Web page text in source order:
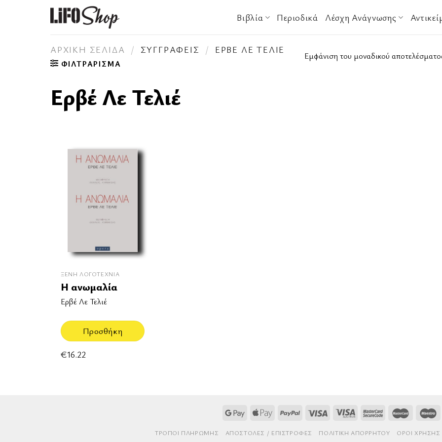
Βιβλία Περιοδικά Λέσχη Ανάγνωσης
ΑΡΧΙΚΉ ΣΕΛΊΔΑ / ΣΥΓΓΡΑΦΕΊΣ / ΕΡΒΈ ΛΕ ΤΕΛΙΈ
ΦΙΛΤΡΆΡΙΣΜΑ
Εμφάνιση του μοναδικού
Ερβέ Λε Τελιέ
ΞΈΝΗ ΛΟΓΟΤΕΧΝΊΑ
Η ανωμαλία
Ερβέ Λε Τελιέ
Προσθήκη
€16.22
ΤΡΌΠΟΙ ΠΛΗΡΩΜΉΣ AΠΟΣΤΟΛΈΣ / ΕΠΙΣΤΡΟΦΈΣ ΠΟΛΙΤΙΚΉ ΑΠΟΡΡΉΤΟΥ ΌΡΟΙ ΧΡΉΣΗΣ